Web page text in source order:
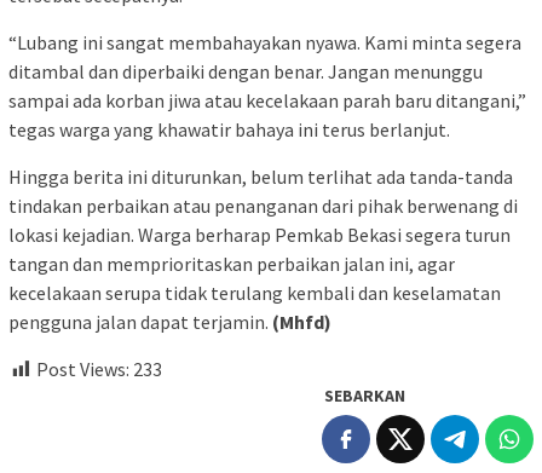
“Lubang ini sangat membahayakan nyawa. Kami minta segera
ditambal dan diperbaiki dengan benar. Jangan menunggu
sampai ada korban jiwa atau kecelakaan parah baru ditangani,”
tegas warga yang khawatir bahaya ini terus berlanjut.
Hingga berita ini diturunkan, belum terlihat ada tanda-tanda
tindakan perbaikan atau penanganan dari pihak berwenang di
lokasi kejadian. Warga berharap Pemkab Bekasi segera turun
tangan dan memprioritaskan perbaikan jalan ini, agar
kecelakaan serupa tidak terulang kembali dan keselamatan
pengguna jalan dapat terjamin. (Mhfd)
Post Views: 233
SEBARKAN